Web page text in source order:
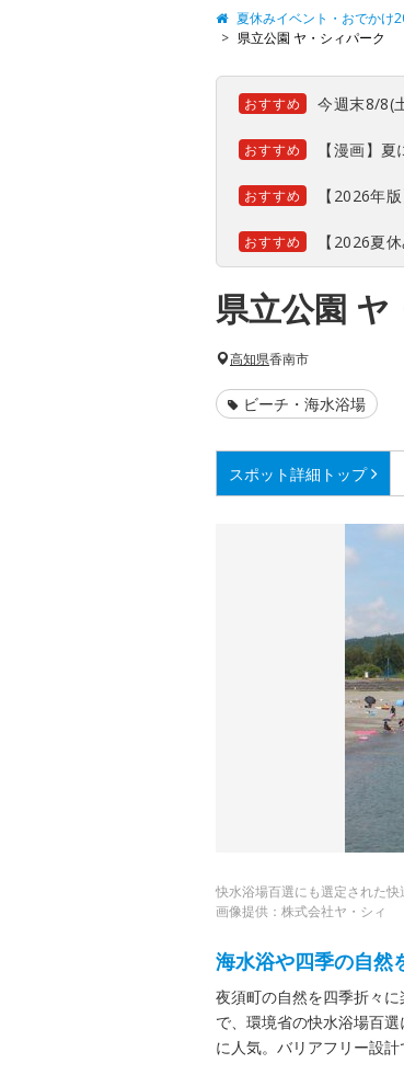
夏休みイベント・おでかけ
県立公園 ヤ・シィパーク
おすすめ 今週末8/8(
おすすめ 【漫画】
おすすめ 【2026年
おすすめ 【2026夏
県立公園 ヤ
高知県香南市
ビーチ・海水浴場
スポット詳細 トップ
快水浴場百選にも選定された
画像提供：株式会社ヤ・シィ
海水浴や四季の自然
夜須町の自然を四季折々
で、環境省の快水浴場百
に人気。バリアフリー設